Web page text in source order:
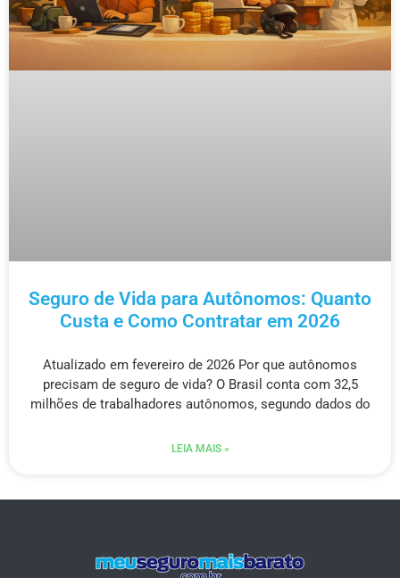
Seguro de Vida para Autônomos: Quanto
Custa e Como Contratar em 2026
Atualizado em fevereiro de 2026 Por que autônomos
precisam de seguro de vida? O Brasil conta com 32,5
milhões de trabalhadores autônomos, segundo dados do
LEIA MAIS »